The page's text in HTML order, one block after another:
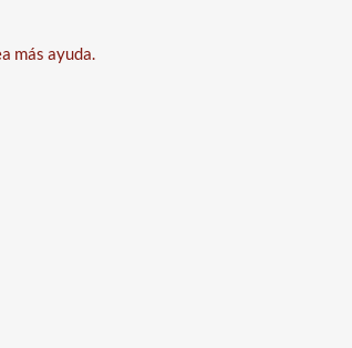
más ayuda.